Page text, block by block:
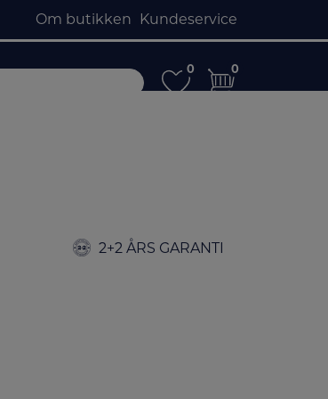
Om butikken Kundeservice
0
0 0
0
2+2 ÅRS GARANTI